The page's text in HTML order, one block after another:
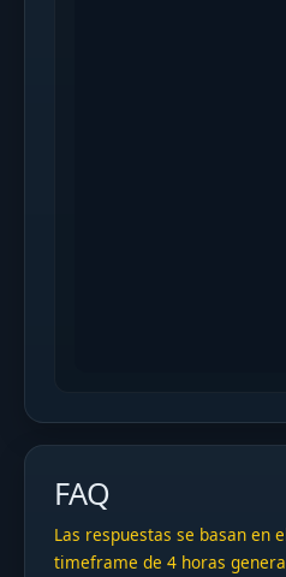
FAQ
Las respuestas se basan en
timeframe de 4 horas